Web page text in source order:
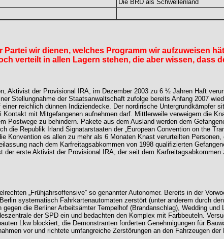
Die BRD als Schwellenland
wir dienen, welches Programm wir aufzuweisen
verteilt in allen Lagern stehen, die aber wissen, dass
Aktivist der Provisional IRA, im Dezember 2003 zu 6 ½ Jahren Haft
Stellungnahme der Staatsanwaltschaft zufolge bereits Anfang 2007
reichlich dünnen Indiziendecke. Der nordirische
mit Mitgefangenen aufnehmen darf. Mittlerweile verweigern die
Postwege zu behindern. Pakete aus dem Ausland werden dem
die Republik Irland Signatarstaaten der „European Convention on the
Konvention es allen zu mehr als 6 Monaten Knast verurteilten
nach dem Karfreitagsabkommen von 1998 qualifizierten
erste Aktivist der Provisional IRA, der seit dem
„Frühjahrsoffensive” so genannter Autonomer. Bereits in der
systematisch Fahrkartenautomaten zerstört (unter anderem durch
die Berliner Arbeitsämter Tempelhof (Brandanschlag), Wedding
der SPD ein und bedachten den Komplex mit Farbbeuteln.
Lkw blockiert; die Demonstranten forderten Genehmigungen für
vor und richtete umfangreiche Zerstörungen an den Fahrzeugen der